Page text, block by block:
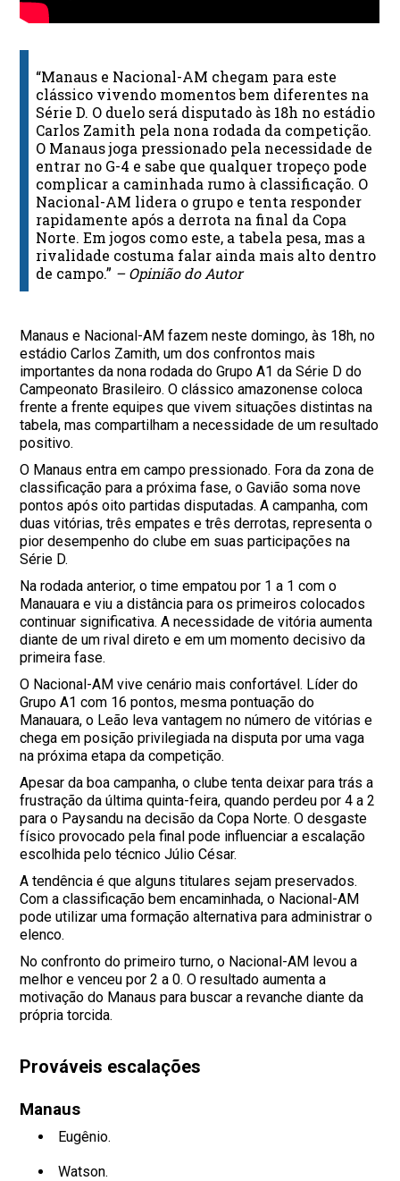
“Manaus e Nacional-AM chegam para este
clássico vivendo momentos bem diferentes na
Série D. O duelo será disputado às 18h no estádio
Carlos Zamith pela nona rodada da competição.
O Manaus joga pressionado pela necessidade de
entrar no G-4 e sabe que qualquer tropeço pode
complicar a caminhada rumo à classificação. O
Nacional-AM lidera o grupo e tenta responder
rapidamente após a derrota na final da Copa
Norte. Em jogos como este, a tabela pesa, mas a
rivalidade costuma falar ainda mais alto dentro
de campo.” – Opinião do Autor
Manaus e Nacional-AM fazem neste domingo, às 18h, no
estádio Carlos Zamith, um dos confrontos mais
importantes da nona rodada do Grupo A1 da Série D do
Campeonato Brasileiro. O clássico amazonense coloca
frente a frente equipes que vivem situações distintas na
tabela, mas compartilham a necessidade de um resultado
positivo.
O Manaus entra em campo pressionado. Fora da zona de
classificação para a próxima fase, o Gavião soma nove
pontos após oito partidas disputadas. A campanha, com
duas vitórias, três empates e três derrotas, representa o
pior desempenho do clube em suas participações na
Série D.
Na rodada anterior, o time empatou por 1 a 1 com o
Manauara e viu a distância para os primeiros colocados
continuar significativa. A necessidade de vitória aumenta
diante de um rival direto e em um momento decisivo da
primeira fase.
O Nacional-AM vive cenário mais confortável. Líder do
Grupo A1 com 16 pontos, mesma pontuação do
Manauara, o Leão leva vantagem no número de vitórias e
chega em posição privilegiada na disputa por uma vaga
na próxima etapa da competição.
Apesar da boa campanha, o clube tenta deixar para trás a
frustração da última quinta-feira, quando perdeu por 4 a 2
para o Paysandu na decisão da Copa Norte. O desgaste
físico provocado pela final pode influenciar a escalação
escolhida pelo técnico Júlio César.
A tendência é que alguns titulares sejam preservados.
Com a classificação bem encaminhada, o Nacional-AM
pode utilizar uma formação alternativa para administrar o
elenco.
No confronto do primeiro turno, o Nacional-AM levou a
melhor e venceu por 2 a 0. O resultado aumenta a
motivação do Manaus para buscar a revanche diante da
própria torcida.
Prováveis escalações
Manaus
Eugênio.
Watson.